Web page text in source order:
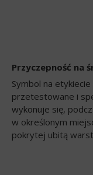
Przyczepność na
Symbol na
przetestowane i
wykonuje się,
w określonym
pokrytej ubitą